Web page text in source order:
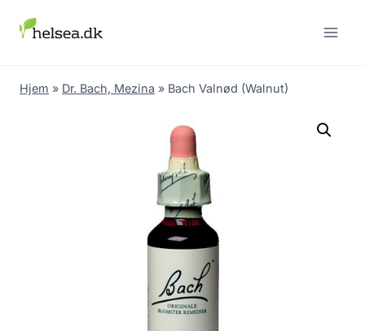
Hjem » Dr. Bach, Mezina » Bach Valnød (Walnut)